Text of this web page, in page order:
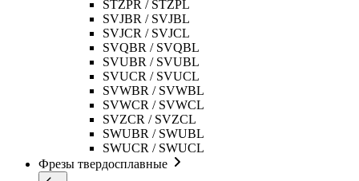
STZPR / STZPL
SVJBR / SVJBL
SVJCR / SVJCL
SVQBR / SVQBL
SVUBR / SVUBL
SVUCR / SVUCL
SVWBR / SVWBL
SVWCR / SVWCL
SVZCR / SVZCL
SWUBR / SWUBL
SWUCR / SWUCL
Фрезы твердосплавные